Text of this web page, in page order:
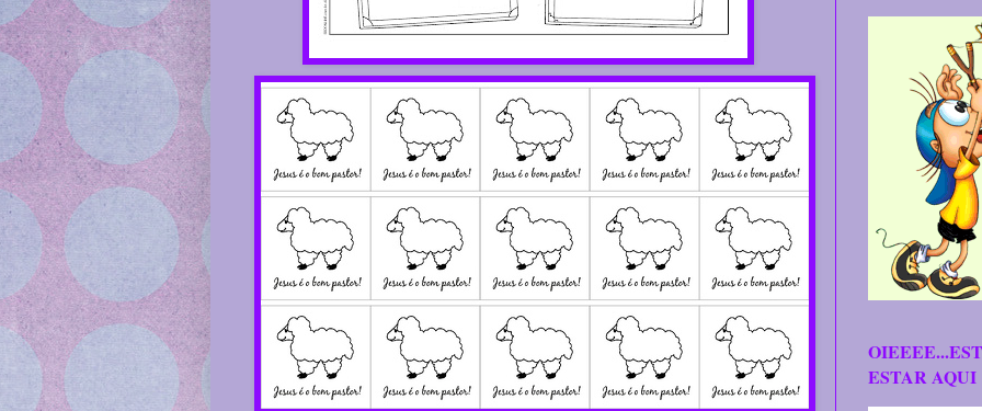
ESTAR AQUI